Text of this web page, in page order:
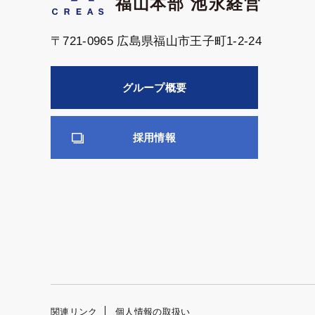
〒721-0965 広島県福山市王子町1-2-24
グループ概要
採用情報
関連リンク 個人情報の取扱い